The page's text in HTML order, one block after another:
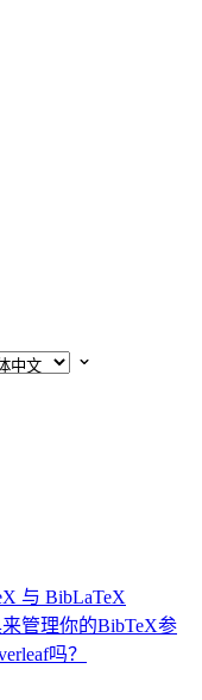
与 BibLaTeX
管理你的BibTeX参
吗？